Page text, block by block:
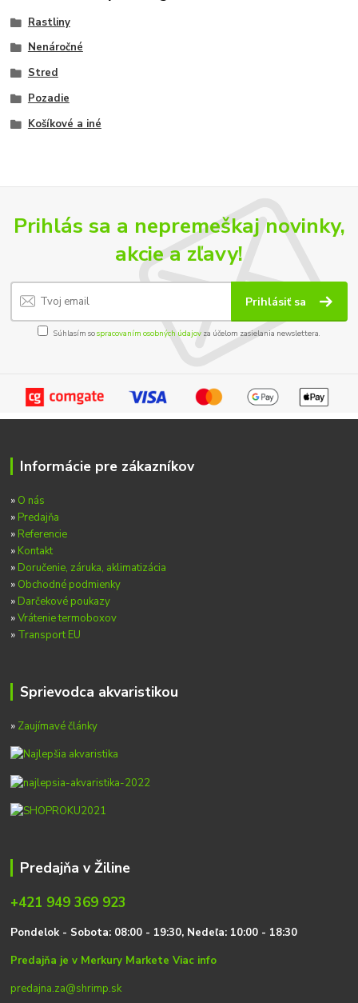
Rastliny
Nenáročné
Stred
Pozadie
Košíkové a iné
Prihlás sa a nepremeškaj novinky,
akcie a zľavy!
Prihlásiť sa
Súhlasím sospracovaním osobných údajov za účelom zasielania newslettera.
Informácie pre zákazníkov
» O nás
» Predajňa
» Referencie
» Kontakt
» Doručenie, záruka, aklimatizácia
» Obchodné podmienky
» Darčekové poukazy
»Vrátenie termoboxov
» Transport EU
Sprievodca akvaristikou
» Zaujímavé články
Predajňa v Žiline
+421 949 369 923
Pondelok - Sobota: 08:00 - 19:30, Nedeľa: 10:00 - 18:30
Predajňa je v Merkury MarketeViac info
predajna.za@shrimp.sk